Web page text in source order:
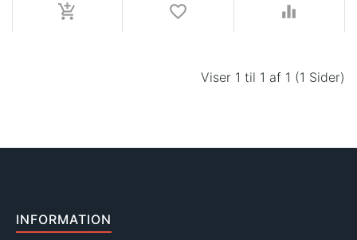
Viser 1 til 1 af 1 (1 Sider)
INFORMATION